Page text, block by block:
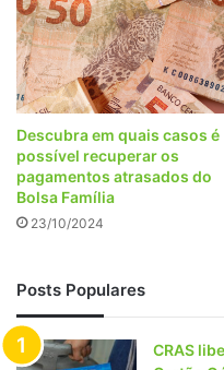
Descubra em quais casos é
possível recuperar os
pagamentos atrasados do
Bolsa Família
23/10/2024
Posts Populares
CRAS